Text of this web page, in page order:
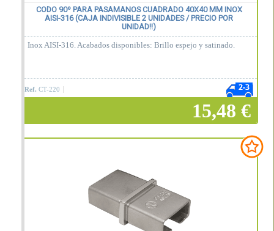
CODO 90º PARA PASAMANOS CUADRADO 40X40 MM INOX
AISI-316 (CAJA INDIVISIBLE 2 UNIDADES / PRECIO POR
UNIDAD!!)
Inox AISI-316. Acabados disponibles: Brillo espejo y satinado.
Ref. CT-220
15,48 €